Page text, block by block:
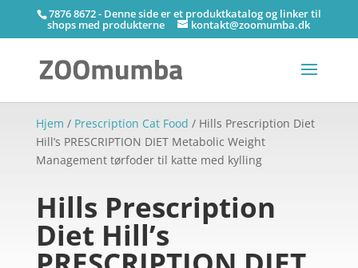
7876 8672 - Denne side er et produktkatalog og linker til
shops med produkterne kontakt@zoomumba.dk
Hjem / Prescription Cat Food / Hills Prescription Diet
Hill’s PRESCRIPTION DIET Metabolic Weight
Management tørfoder til katte med kylling
Hills Prescription
Diet Hill’s